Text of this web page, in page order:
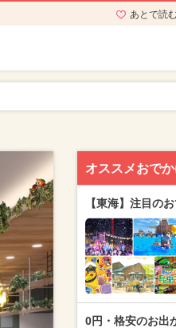
あとで読
オススメおで
【東海】注目の
0円・格安のお出